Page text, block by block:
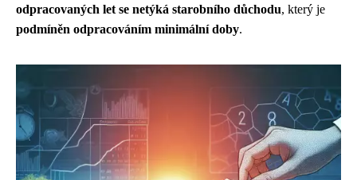
odpracovaných let se netýká starobního důchodu, který je
podmíněn odpracováním minimální doby.